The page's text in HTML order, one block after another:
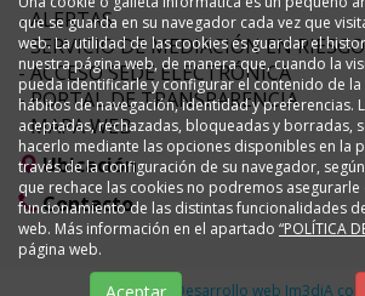
ALERTAS
SERVICIO DE MEDIACIÓN EN
ACCESO SEDE ELECTRÓNICA
PORTAL DE TRANSPARENCIA
MAPA WEB
Ubicación
Contacto
Diseño y Desarrollo web Im3diA
que se guarda en su navegador cada vez que
web. La utilidad de las cookies es guardar el
nuestra página web, de manera que, cuando la
pueda identificarle y configurar el contenido de la
hábitos de navegación, identidad y preferencias.
aceptadas, rechazadas, bloqueadas y borradas,
hacerlo mediante las opciones disponibles en la
través de la configuración de su navegador,
que rechace las cookies no podremos
funcionamiento de las distintas funcionalidades
web. Más información en el apartado “POLÍTICA
página web.